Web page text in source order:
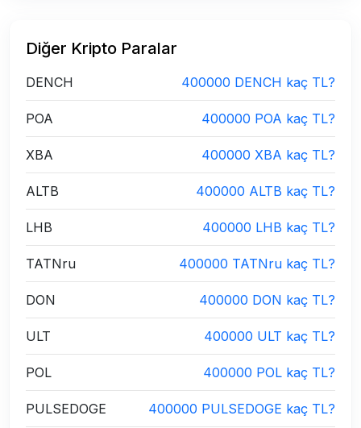
Diğer Kripto Paralar
DENCH 400000 DENCH kaç TL?
POA 400000 POA kaç TL?
XBA 400000 XBA kaç TL?
ALTB 400000 ALTB kaç TL?
LHB 400000 LHB kaç TL?
TATNru 400000 TATNru kaç TL?
DON 400000 DON kaç TL?
ULT 400000 ULT kaç TL?
POL 400000 POL kaç TL?
PULSEDOGE 400000 PULSEDOGE kaç TL?